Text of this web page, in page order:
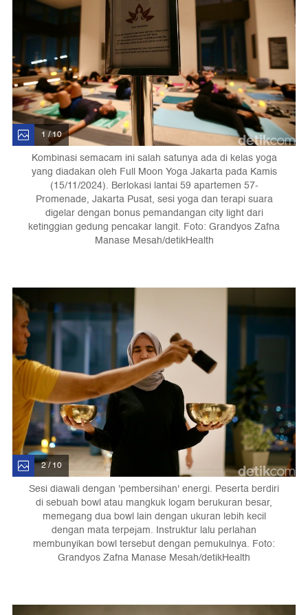
1 / 10
Kombinasi semacam ini salah satunya ada di kelas yoga
yang diadakan oleh Full Moon Yoga Jakarta pada Kamis
(15/11/2024). Berlokasi lantai 59 apartemen 57-
Promenade, Jakarta Pusat, sesi yoga dan terapi suara
digelar dengan bonus pemandangan city light dari
ketinggian gedung pencakar langit. Foto: Grandyos Zafna
Manase Mesah/detikHealth
2 / 10
Sesi diawali dengan 'pembersihan' energi. Peserta berdiri
di sebuah bowl atau mangkuk logam berukuran besar,
memegang dua bowl lain dengan ukuran lebih kecil
dengan mata terpejam. Instruktur lalu perlahan
membunyikan bowl tersebut dengan pemukulnya. Foto:
Grandyos Zafna Manase Mesah/detikHealth